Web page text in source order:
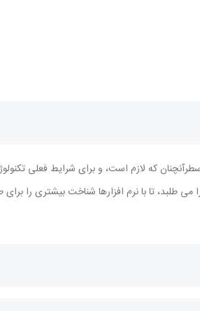
که لازم است، و برای شرایط فعلی
تا با نرم افزارها شناخت بیشتری را برای